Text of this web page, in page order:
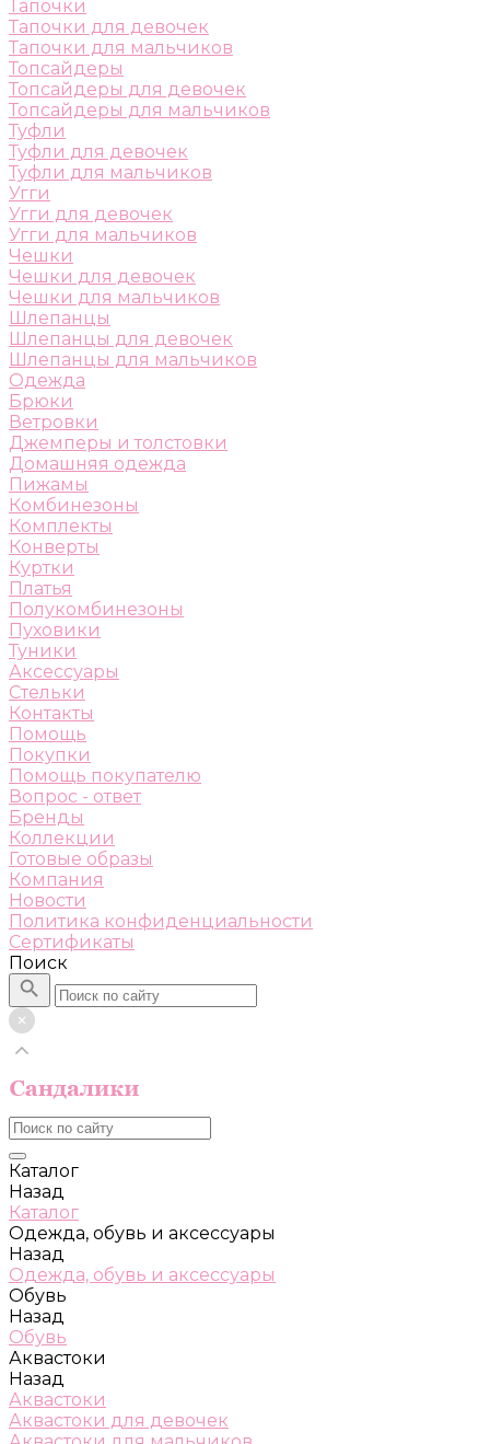
Тапочки
Тапочки для девочек
Тапочки для мальчиков
Топсайдеры
Топсайдеры для девочек
Топсайдеры для мальчиков
Туфли
Туфли для девочек
Туфли для мальчиков
Угги
Угги для девочек
Угги для мальчиков
Чешки
Чешки для девочек
Чешки для мальчиков
Шлепанцы
Шлепанцы для девочек
Шлепанцы для мальчиков
Одежда
Брюки
Ветровки
Джемперы и толстовки
Домашняя одежда
Пижамы
Комбинезоны
Комплекты
Конверты
Куртки
Платья
Полукомбинезоны
Пуховики
Туники
Аксессуары
Стельки
Контакты
Помощь
Покупки
Помощь покупателю
Вопрос - ответ
Бренды
Коллекции
Готовые образы
Компания
Новости
Политика конфиденциальности
Сертификаты
Поиск
Каталог
Назад
Каталог
Одежда, обувь и аксессуары
Назад
Одежда, обувь и аксессуары
Обувь
Назад
Обувь
Аквастоки
Назад
Аквастоки
Аквастоки для девочек